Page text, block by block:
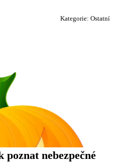
Kategorie: Ostatní
poznat nebezpečné